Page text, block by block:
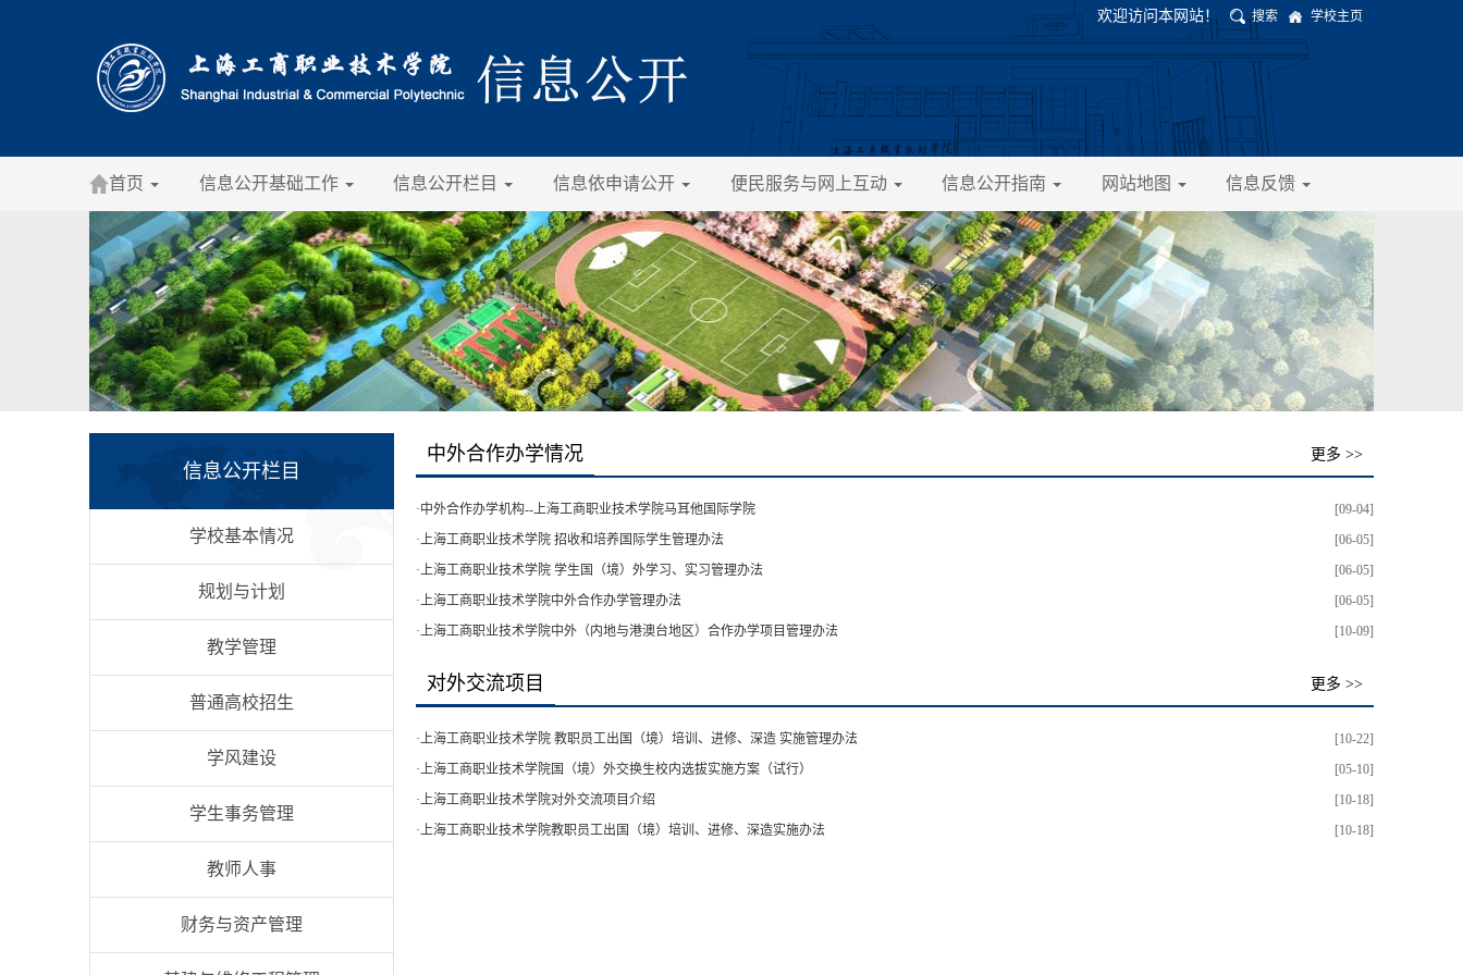
欢迎访问本网站！ 搜索 学校主页
首页 信息公开基础工作 信息公开栏目 信息依申请公开 便民服务与网上互动 信息公开指南 网站地图 信息反馈
信息公开栏目
学校基本情况
规划与计划
教学管理
普通高校招生
学风建设
学生事务管理
教师人事
财务与资产管理
中外合作办学情况 更多 >>
[09-04]
·中外合作办学机构--上海工商职业技术学院马耳他国际学院
[06-05]
· 上海工商职业技术学院 招收和培养国际学生管理办法
[06-05]
· 上海工商职业技术学院 学生国（境）外学习、实习管理办法
[06-05]
· 上海工商职业技术学院中外合作办学管理办法
[10-09]
· 上海工商职业技术学院中外（内地与港澳台地区）合作办学项目管理办法
对外交流项目 更多 >>
[10-22]
· 上海工商职业技术学院 教职员工出国（境）培训、进修、深造 实施管理办法
[05-10]
· 上海工商职业技术学院国（境）外交换生校内选拔实施方案（试行）
[10-18]
· 上海工商职业技术学院对外交流项目介绍
[10-18]
· 上海工商职业技术学院教职员工出国（境）培训、进修、深造实施办法